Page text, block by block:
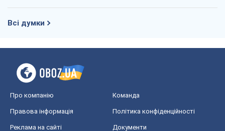
Всі думки
Про компанію Команда
Правова інформація Політика конфіденційності
Реклама на сайті Документи